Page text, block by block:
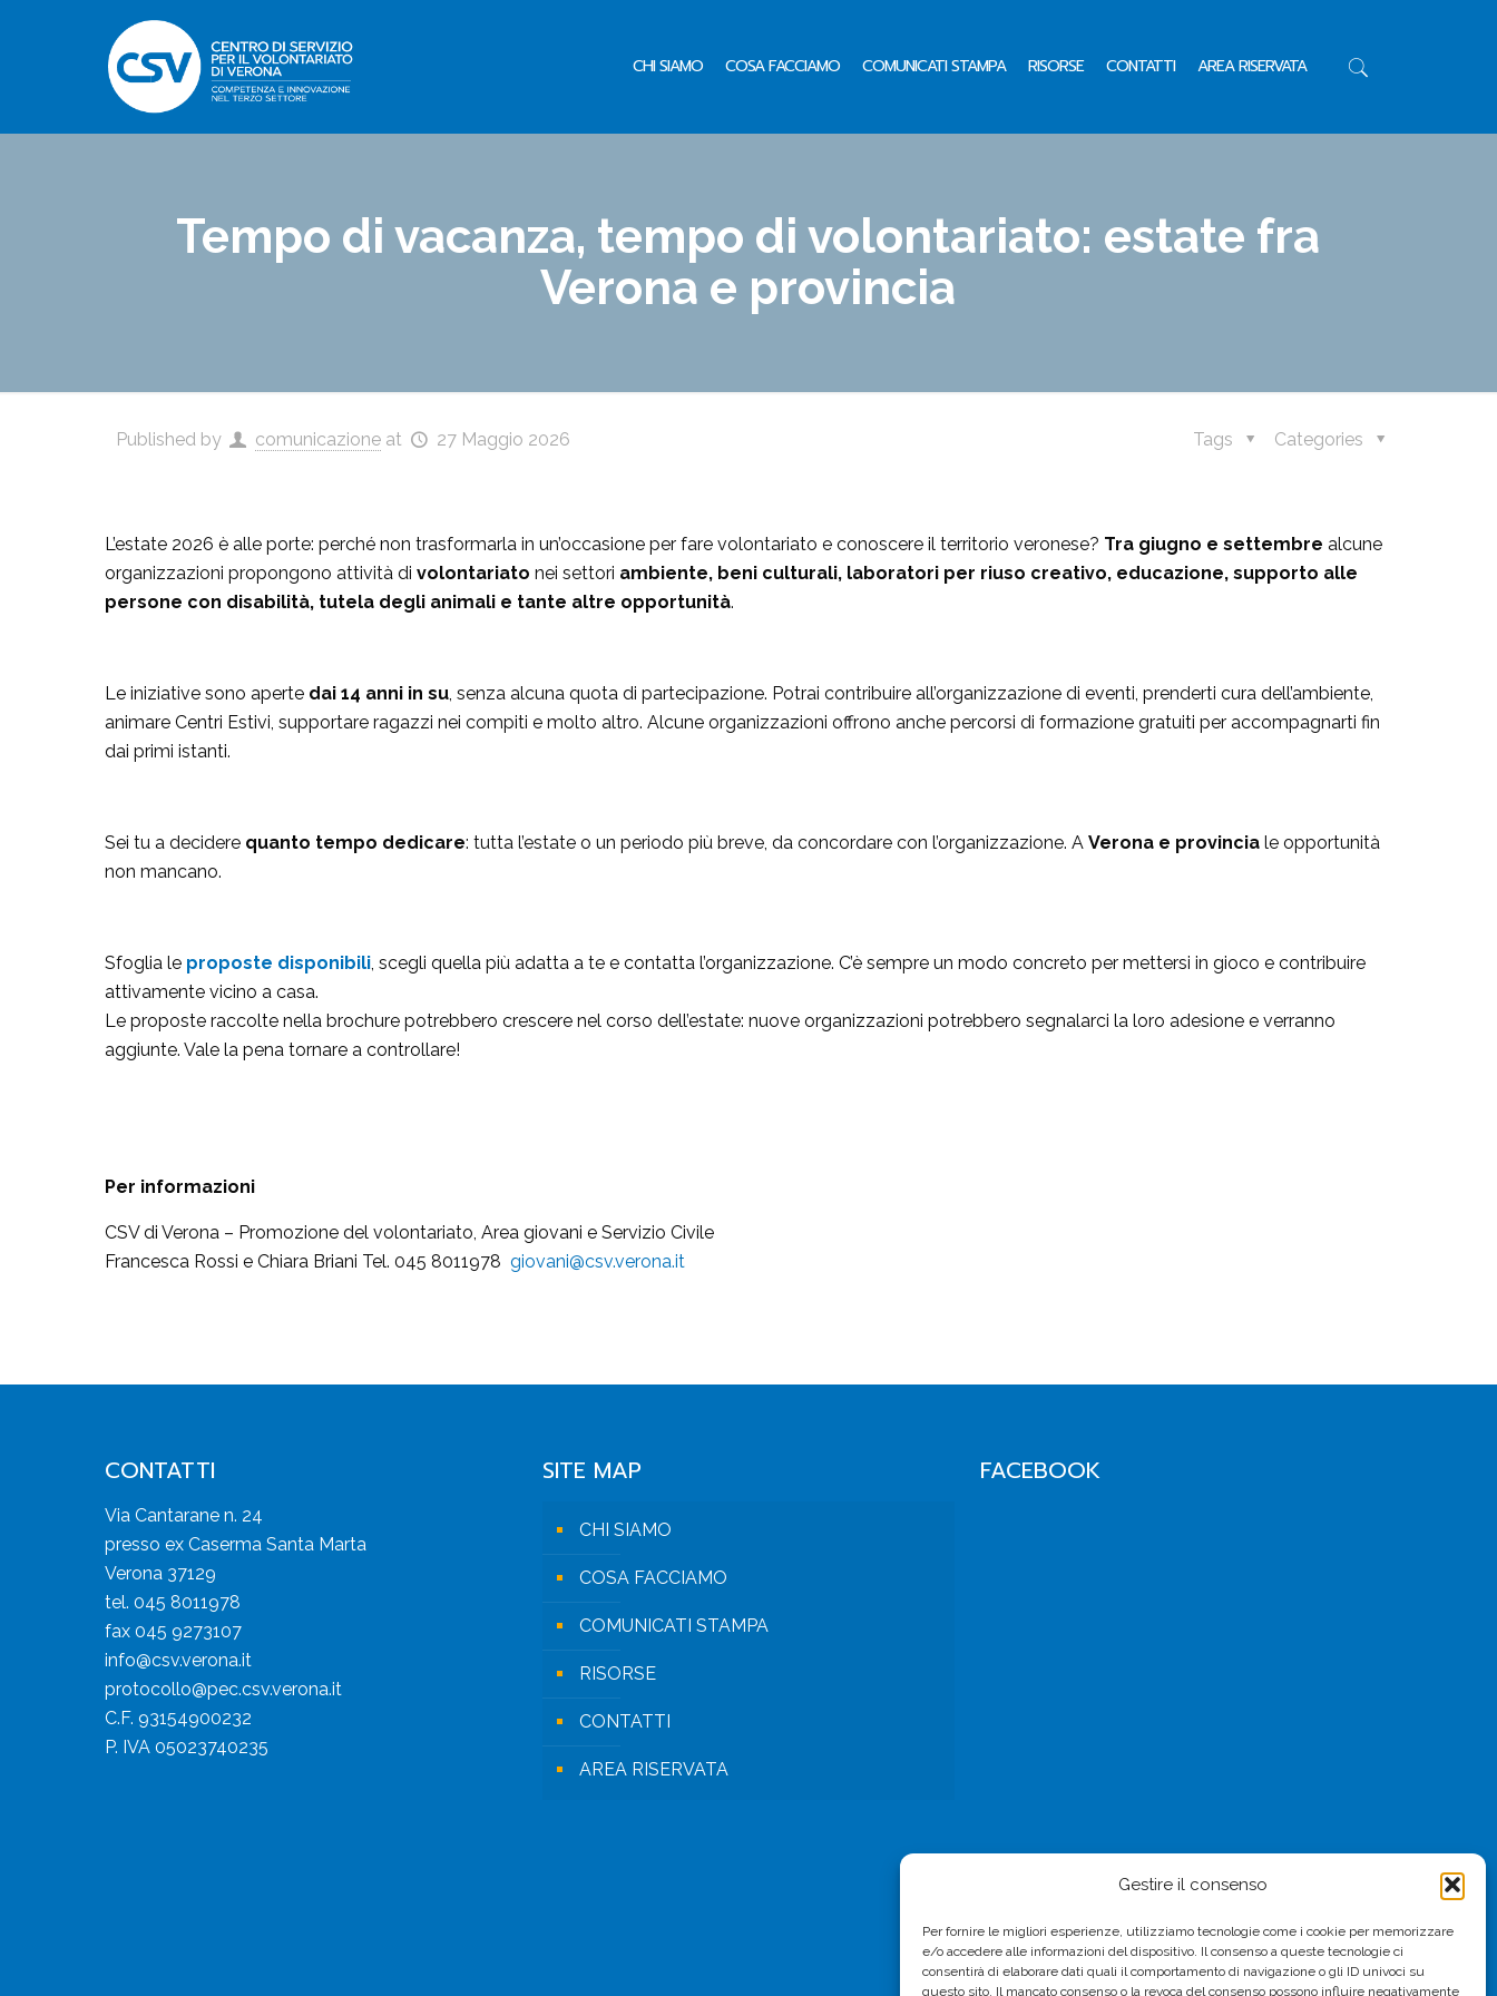
Gestire il consenso
Per fornire le migliori esperienze, utilizziamo tecnologie come i cookie per memorizzare
e/o accedere alle informazioni del dispositivo. Il consenso a queste tecnologie ci
consentirà di elaborare dati quali il comportamento di navigazione o gli ID univoci su
questo sito. Il mancato consenso o la revoca del consenso possono influire negativamente
CHI SIAMO COSA FACCIAMO COMUNICATI STAMPA RISORSE CONTATTI AREA RISERVATA
Tempo di vacanza, tempo di volontariato: estate fra
Verona e provincia
Published by comunicazione at 27 Maggio 2026 Categories
Tags
L’estate 2026 è alle porte: perché non trasformarla in un’occasione per fare volontariato e conoscere il territorio veronese? Tra giugno e settembre alcune
organizzazioni propongono attività di volontariato nei settori ambiente, beni culturali, laboratori per riuso creativo, educazione, supporto alle
persone con disabilità, tutela degli animali e tante altre opportunità.
Le iniziative sono aperte dai 14 anni in su, senza alcuna quota di partecipazione. Potrai contribuire all’organizzazione di eventi, prenderti cura dell’ambiente,
animare Centri Estivi, supportare ragazzi nei compiti e molto altro. Alcune organizzazioni offrono anche percorsi di formazione gratuiti per accompagnarti fin
dai primi istanti.
Sei tu a decidere quanto tempo dedicare: tutta l’estate o un periodo più breve, da concordare con l’organizzazione. A Verona e provinciale opportunità
non mancano.
Sfoglia le proposte disponibili, scegli quella più adatta a te e contatta l’organizzazione. C’è sempre un modo concreto per mettersi in gioco e contribuire
attivamente vicino a casa.
Le proposte raccolte nella brochure potrebbero crescere nel corso dell’estate: nuove organizzazioni potrebbero segnalarci la loro adesione e verranno
aggiunte. Vale la pena tornare a controllare!
Per informazioni
CSV di Verona – Promozione del volontariato, Area giovani e Servizio Civile
Francesca Rossi e Chiara Briani Tel. 045 8011978 giovani@csv.verona.it
CONTATTI
Via Cantarane n. 24
presso ex Caserma Santa Marta
Verona 37129
tel. 045 8011978
fax 045 9273107
info@csv.verona.it
protocollo@pec.csv.verona.it
C.F. 93154900232
P. IVA 05023740235
SITE MAP
CHI SIAMO
COSA FACCIAMO
COMUNICATI STAMPA
RISORSE
CONTATTI
AREA RISERVATA
FACEBOOK